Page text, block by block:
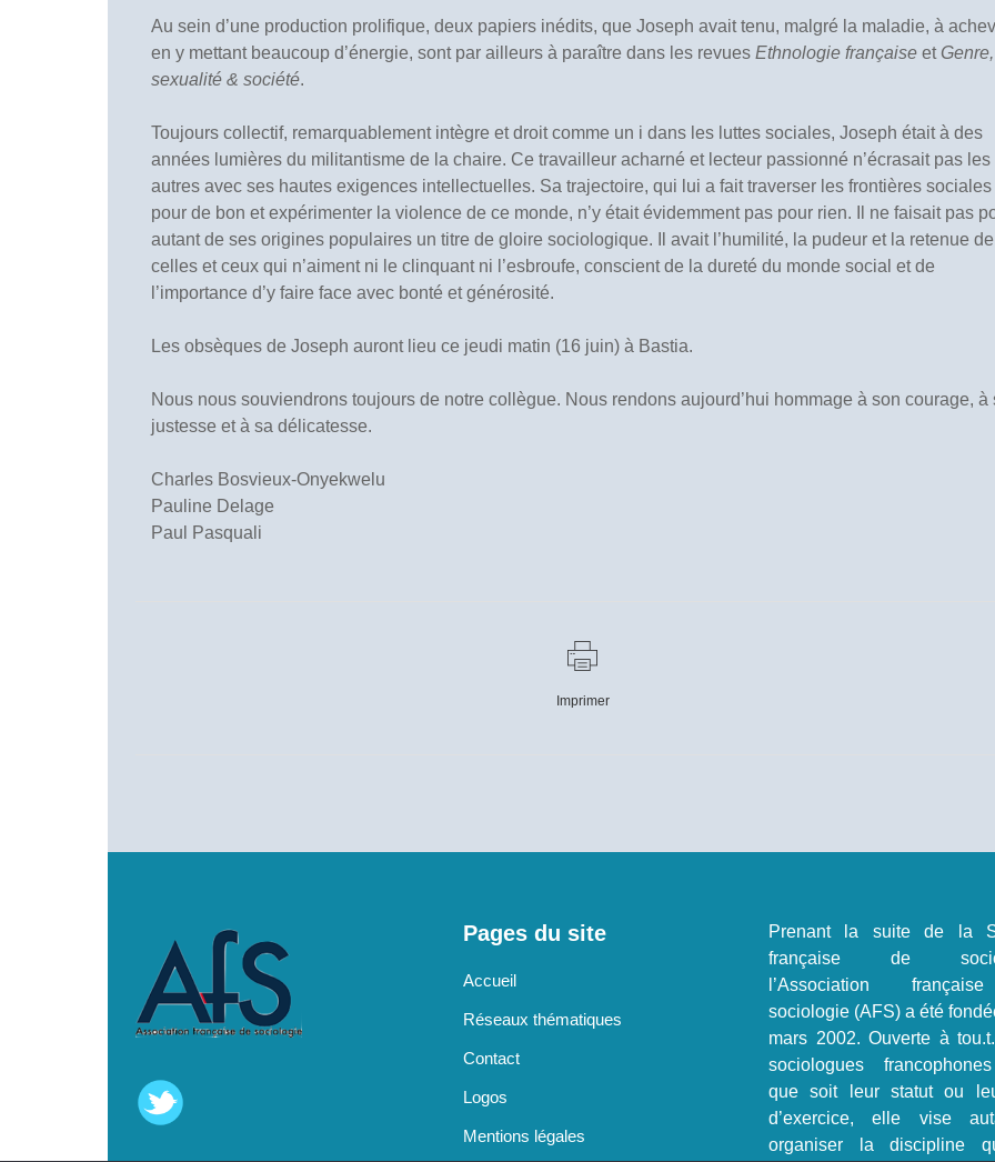
Au sein d’une production prolifique, deux papiers inédits, que Joseph avait tenu, malgré la maladie, à
en y mettant beaucoup d’énergie, sont par ailleurs à paraître dans les revues Ethnologie française et Genre,
sexualité & société.
Toujours collectif, remarquablement intègre et droit comme un i dans les luttes sociales, Joseph était à des
années lumières du militantisme de la chaire. Ce travailleur acharné et lecteur passionné n’écrasait pas les
autres avec ses hautes exigences intellectuelles. Sa trajectoire, qui lui a fait traverser les frontières sociales
pour de bon et expérimenter la violence de ce monde, n’y était évidemment pas pour rien. Il ne faisait pas
autant de ses origines populaires un titre de gloire sociologique. Il avait l’humilité, la pudeur et la retenue de
celles et ceux qui n’aiment ni le clinquant ni l’esbroufe, conscient de la dureté du monde social et de
l’importance d’y faire face avec bonté et générosité.
Les obsèques de Joseph auront lieu ce jeudi matin (16 juin) à Bastia.
Nous nous souviendrons toujours de notre collègue. Nous rendons aujourd’hui hommage à son courage, à
justesse et à sa délicatesse.
Charles Bosvieux-Onyekwelu
Pauline Delage
Paul Pasquali
Imprimer
Pages du site
Accueil
Réseaux thématiques
Contact
Logos
Mentions légales
Prenant la suite de la
française de
l’Association
sociologie (AFS) a été
mars 2002. Ouverte à
sociologues
que soit leur statut ou
d’exercice, elle vise
organiser la discipline